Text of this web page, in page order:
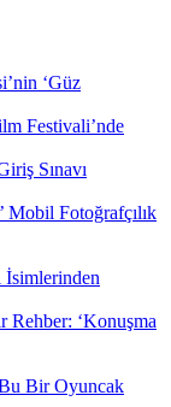
‘Güz
Festivali’nde
Sınavı
Fotoğrafçılık
İsimlerinden
Rehber: ‘Konuşma
Bir Oyuncak